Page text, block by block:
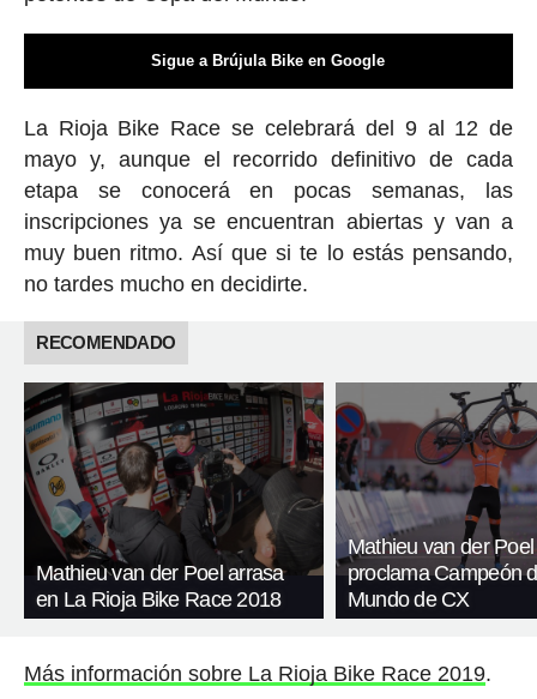
Sigue a Brújula Bike en Google
La Rioja Bike Race se celebrará del 9 al 12 de
mayo y, aunque el recorrido definitivo de cada
etapa se conocerá en pocas semanas, las
inscripciones ya se encuentran abiertas y van a
muy buen ritmo. Así que si te lo estás pensando,
no tardes mucho en decidirte.
RECOMENDADO
Mathieu van der Poel arrasa
en La Rioja Bike Race 2018
Mathieu van der
proclama Campeón
Mundo de CX
Más información sobre La Rioja Bike Race 2019.